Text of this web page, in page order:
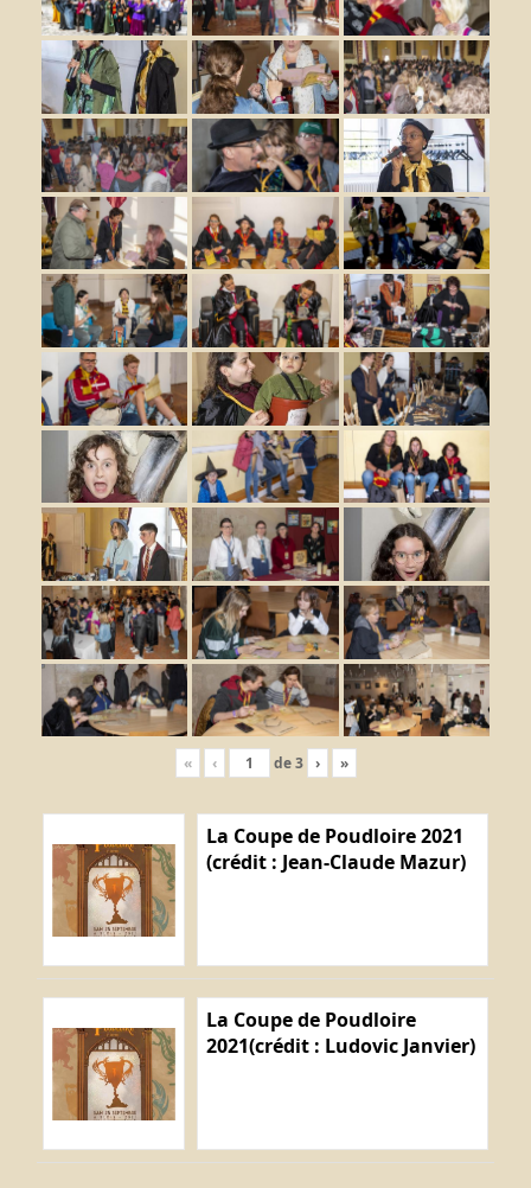
« ‹ de3 › »
La Coupe de Poudloire 2021
(crédit : Jean-Claude Mazur)
La Coupe de Poudloire
2021(crédit : Ludovic Janvier)